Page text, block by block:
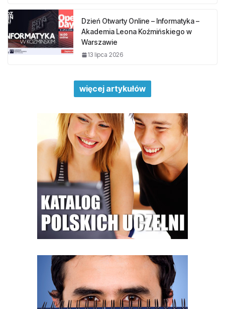
Dzień Otwarty Online – Informatyka –
Akademia Leona Koźmińskiego w
Warszawie
13 lipca 2026
więcej artykułów